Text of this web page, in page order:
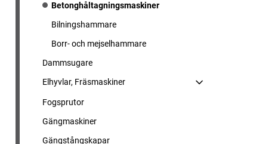
Betonghåltagningsmaskiner
Bilningshammare
Borr- och mejselhammare
Dammsugare
Elhyvlar, Fräsmaskiner
Fogsprutor
Gängmaskiner
Gängstångskapar